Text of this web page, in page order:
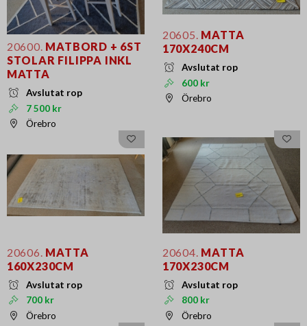
20600. MATBORD + 6ST
STOLAR FILIPPA INKL
MATTA
Avslutat rop
7 500 kr
Örebro
20605. MATTA
170X240CM
Avslutat rop
600 kr
Örebro
20606. MATTA
160X230CM
Avslutat rop
700 kr
Örebro
20604. MATTA
170X230CM
Avslutat rop
800 kr
Örebro